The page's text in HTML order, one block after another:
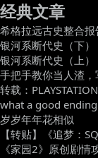
经典文章
希格拉远古史整合报
银河系断代史（下）
银河系断代史（上）
手把手教你当人渣
转载：
what a good ending
岁岁年年花相似
【转贴】《追梦：
《家园2》原创剧